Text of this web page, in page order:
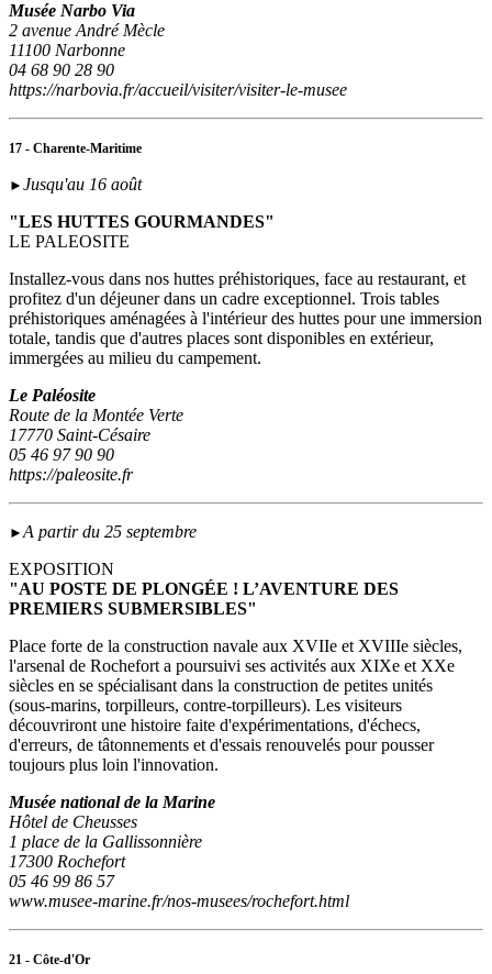
Musée Narbo Via
2 avenue André Mècle
11100 Narbonne
04 68 90 28 90
https://narbovia.fr/accueil/visiter/visiter-le-musee
17 - Charente-Maritime
► Jusqu'au 16 août
"LES HUTTES GOURMANDES"
LE PALEOSITE
Installez-vous dans nos huttes préhistoriques, face au restaurant, et
profitez d'un déjeuner dans un cadre exceptionnel. Trois tables
préhistoriques aménagées à l'intérieur des huttes pour une immersion
totale, tandis que d'autres places sont disponibles en extérieur,
immergées au milieu du campement.
Le Paléosite
Route de la Montée Verte
17770 Saint-Césaire
05 46 97 90 90
https://paleosite.fr
►A partir du 25 septembre
EXPOSITION
"AU POSTE DE PLONGÉE ! L’AVENTURE DES
PREMIERS SUBMERSIBLES"
Place forte de la construction navale aux XVIIe et XVIIIe siècles,
l'arsenal de Rochefort a poursuivi ses activités aux XIXe et XXe
siècles en se spécialisant dans la construction de petites unités
(sous‑marins, torpilleurs, contre-torpilleurs). Les visiteurs
découvriront une histoire faite d'expérimentations, d'échecs,
d'erreurs, de tâtonnements et d'essais renouvelés pour pousser
toujours plus loin l'innovation.
Musée national de la Marine
Hôtel de Cheusses
1 place de la Gallissonnière
17300 Rochefort
05 46 99 86 57
www.musee-marine.fr/nos-musees/rochefort.html
21 - Côte-d'Or